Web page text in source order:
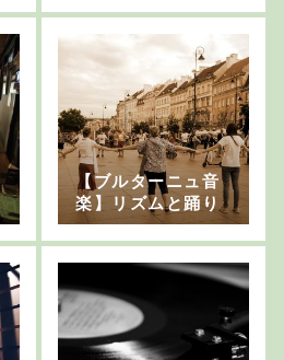
【ブルターニュ音
楽】リズムと踊り